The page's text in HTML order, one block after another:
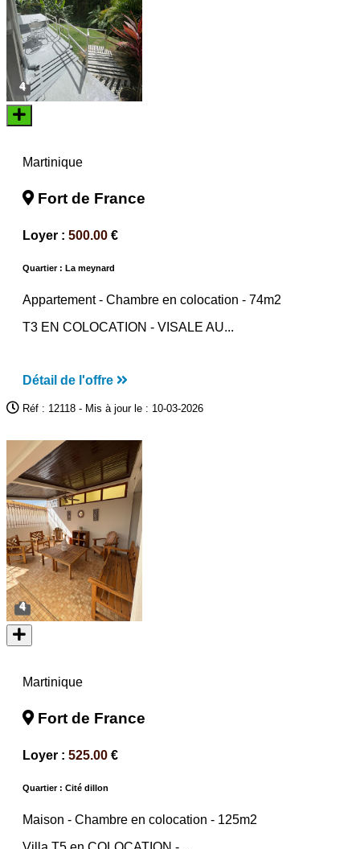
4
Martinique
Fort de France
Loyer : 500.00 €
Quartier : La meynard
Appartement - Chambre en colocation - 74m2
T3 EN COLOCATION - VISALE AU...
Détail de l'offre
Réf : 12118 - Mis à jour le : 10-03-2026
4
Martinique
Fort de France
Loyer : 525.00 €
Quartier : Cité dillon
Maison - Chambre en colocation - 125m2